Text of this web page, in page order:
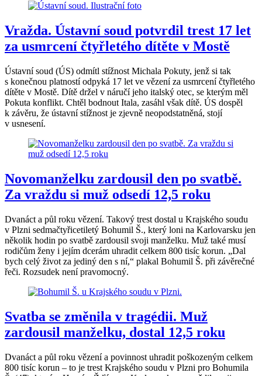
Vražda. Ústavní soud potvrdil trest 17 let
za usmrcení čtyřletého dítěte v Mostě
Ústavní soud (ÚS) odmítl stížnost Michala Pokuty, jenž si tak
s konečnou platností odpyká 17 let ve vězení za usmrcení čtyřletého
dítěte v Mostě. Dítě držel v náručí jeho italský otec, se kterým měl
Pokuta konflikt. Chtěl bodnout Itala, zasáhl však dítě. ÚS dospěl
k závěru, že ústavní stížnost je zjevně neopodstatněná, stojí
v usnesení.
Novomanželku zardousil den po svatbě.
Za vraždu si muž odsedí 12,5 roku
Dvanáct a půl roku vězení. Takový trest dostal u Krajského soudu
v Plzni sedmačtyřicetiletý Bohumil Š., který loni na Karlovarsku jen
několik hodin po svatbě zardousil svoji manželku. Muž také musí
rodičům ženy i jejím dcerám uhradit celkem 800 tisíc korun. „Dal
bych celý život za jediný den s ní,“ plakal Bohumil Š. při závěrečné
řeči. Rozsudek není pravomocný.
Svatba se změnila v tragédii. Muž
zardousil manželku, dostal 12,5 roku
Dvanáct a půl roku vězení a povinnost uhradit poškozeným celkem
800 tisíc korun – to je trest Krajského soudu v Plzni pro Bohumila